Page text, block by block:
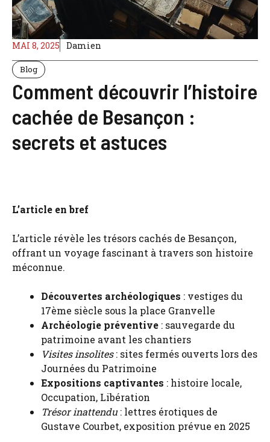
MAI 8, 2025 Damien
Blog
Comment découvrir l’histoire
cachée de Besançon :
secrets et astuces
L’article en bref
L’article révèle les trésors cachés de Besançon,
offrant un voyage fascinant à travers son histoire
méconnue.
Découvertes archéologiques : vestiges du
17ème siècle sous la place Granvelle
Archéologie préventive : sauvegarde du
patrimoine avant les chantiers
Visites insolites: sites fermés ouverts lors des
Journées du Patrimoine
Expositions captivantes : histoire locale,
Occupation, Libération
Trésor inattendu: lettres érotiques de
Gustave Courbet, exposition prévue en 2025